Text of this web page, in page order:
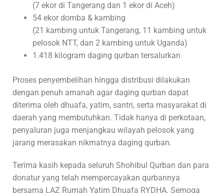
(7 ekor di Tangerang dan 1 ekor di Aceh)
54 ekor domba & kambing
(21 kambing untuk Tangerang, 11 kambing untuk
pelosok NTT, dan 2 kambing untuk Uganda)
1.418 kilogram daging qurban tersalurkan
Proses penyembelihan hingga distribusi dilakukan
dengan penuh amanah agar daging qurban dapat
diterima oleh dhuafa, yatim, santri, serta masyarakat di
daerah yang membutuhkan. Tidak hanya di perkotaan,
penyaluran juga menjangkau wilayah pelosok yang
jarang merasakan nikmatnya daging qurban.
Terima kasih kepada seluruh Shohibul Qurban dan para
donatur yang telah mempercayakan qurbannya
bersama LAZ Rumah Yatim Dhuafa RYDHA. Semoga